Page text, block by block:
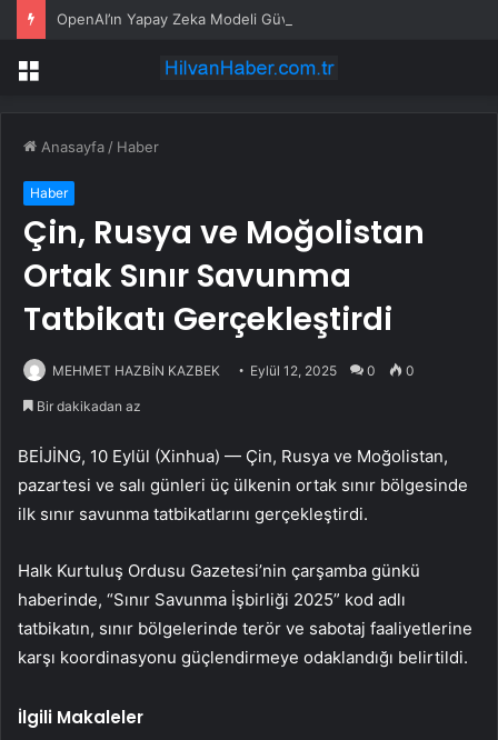
Menü
Anasayfa / Haber
Haber
Çin, Rusya ve Moğolistan
Ortak Sınır Savunma
Tatbikatı Gerçekleştirdi
MEHMET HAZBİN KAZBEK Eylül 12, 2025 0 0
Bir dakikadan az
BEİJİNG, 10 Eylül (Xinhua) — Çin, Rusya ve Moğolistan,
pazartesi ve salı günleri üç ülkenin ortak sınır bölgesinde
ilk sınır savunma tatbikatlarını gerçekleştirdi.
Halk Kurtuluş Ordusu Gazetesi’nin çarşamba günkü
haberinde, “Sınır Savunma İşbirliği 2025” kod adlı
tatbikatın, sınır bölgelerinde terör ve sabotaj faaliyetlerine
karşı koordinasyonu güçlendirmeye odaklandığı belirtildi.
İlgili Makaleler